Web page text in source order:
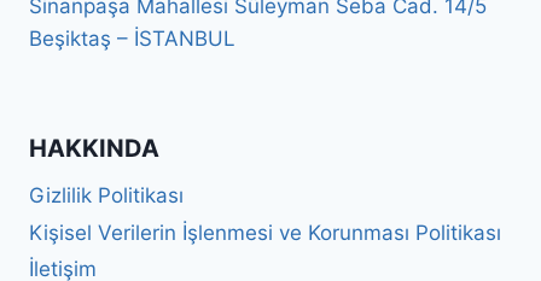
Sinanpaşa Mahallesi Süleyman Seba Cad. 14/5
Beşiktaş – İSTANBUL
HAKKINDA
Gizlilik Politikası
Kişisel Verilerin İşlenmesi ve Korunması Politikası
İletişim